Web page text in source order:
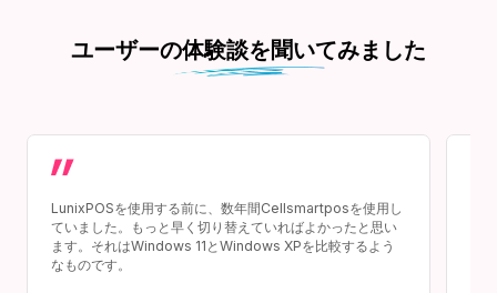
ユーザーの体験談を聞いてみました
LunixPOSを使用する前に、数年間Cellsmartposを使用し
ていました。もっと早く切り替えていればよかったと思い
ます。それはWindows 11とWindows XPを比較するよう
なものです。